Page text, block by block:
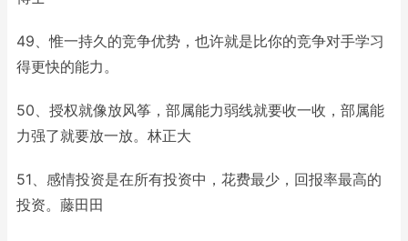
49、惟一持久的竞争优势，也许就是比你的竞争对手学习
得更快的能力。
50、授权就像放风筝，部属能力弱线就要收一收，部属能
力强了就要放一放。林正大
51、感情投资是在所有投资中，花费最少，回报率最高的
投资。藤田田